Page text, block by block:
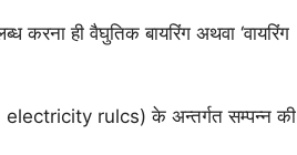
करना ही वैघुतिक बायरिंग अथवा ‘वायरिंग
electricity rulcs) के अन्तर्गत सम्पन्न की